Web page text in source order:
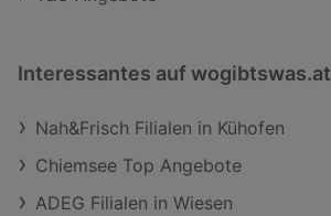
Interessantes auf wogibtswas.at
Nah&Frisch Filialen in Kühofen
Chiemsee Top Angebote
ADEG Filialen in Wiesen